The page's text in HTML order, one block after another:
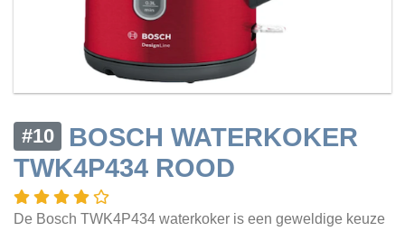
#10
BOSCH WATERKOKER
TWK4P434 ROOD
De Bosch TWK4P434 waterkoker is een geweldige keuze